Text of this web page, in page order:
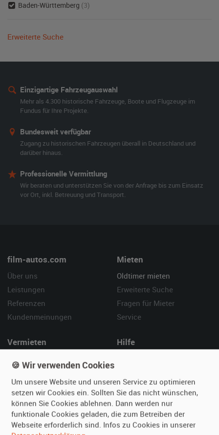
Baden-Württemberg (3)
Erweiterte Suche
Einzigartige Fahrzeugauswahl
Mehr als 4.300 historische Fahrzeuge, Boote und Flugzeuge im
Fundus für Ihre Projekte.
Bundesweit verfügbar
Zugang zu historischen Fahrzeugen überall in Deutschland und
darüber hinaus.
Professionelle Vermittlung
Wir beraten und unterstützen Sie von der Anfrage bis zum Einsatz
vor Ort, inkl. Betreuung und Transport.
film-autos.com
Über uns
Leistungen
Referenzen
Kundenmeinungen
Mieten
Oldtimer mieten
Erweiterte Suche
Fragen für Mieter
Service
Vermieten
Fragen für Vermieter
Inserat verwalten
Hilfe
Kontakt
SPECIAL
🍪 Wir verwenden Cookies
Um unsere Website und unseren Service zu optimieren
setzen wir Cookies ein. Sollten Sie das nicht wünschen,
können Sie Cookies ablehnen. Dann werden nur
funktionale Cookies geladen, die zum Betreiben der
Webseite erforderlich sind. Infos zu Cookies in unserer